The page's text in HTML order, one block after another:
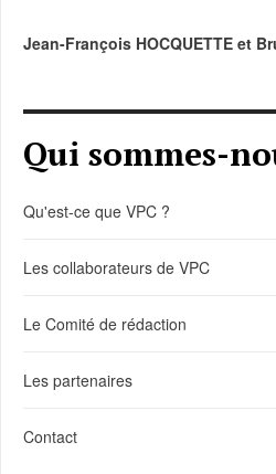
Jean-François HOCQUETTE et
Qui sommes-
Qu'est-ce que VPC ?
Les collaborateurs de VPC
Le Comité de rédaction
Les partenaires
Contact